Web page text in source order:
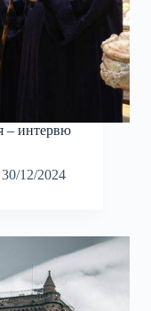
– интервю
30/12/2024